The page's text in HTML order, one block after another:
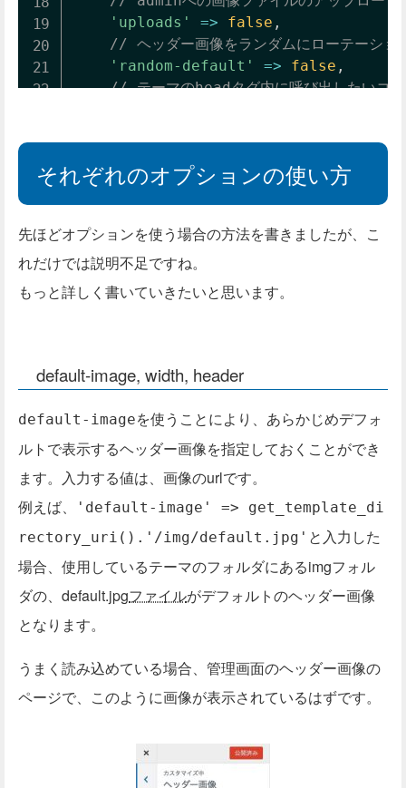
'uploads'
=> false ,
// ヘッダー画像をランダムにローテーシ
'random-default'
=> false ,
// テーマのheadタグ内に呼び出したいコ
// カスタムヘッダーページのプレビュー部
add_theme_support( 'custom-header'
それぞれのオプションの使い方
先ほどオプションを使う場合の方法を書きましたが、こ
れだけでは説明不足ですね。
もっと詳しく書いていきたいと思います。
default-image, width, header
default-imageを使うことにより、あらかじめデフォ
ルトで表示するヘッダー画像を指定しておくことができ
ます。入力する値は、画像のurlです。
例えば、
'default-image' => get_template_di
rectory_uri().'/img/default.jpg' と入力した
場合、使用しているテーマのフォルダにあるimgフォル
ダの、default.jpgファイルがデフォルトのヘッダー画像
となります。
うまく読み込めている場合、管理画面のヘッダー画像の
ページで、このように画像が表示されているはずです。